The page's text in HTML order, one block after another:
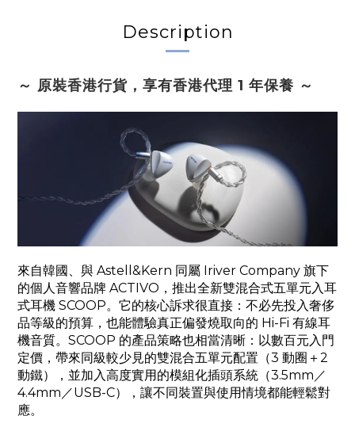
Description
～ 原裝香港行貨，享有香港代理 1 年保養 ～
來自韓國、與 Astell&Kern 同屬 Iriver Company 旗下
的個人音響品牌 ACTIVO，推出全新雙混合式五單元入耳
式耳機 SCOOP。它的核心訴求很直接：不必先投入奢侈
品等級的預算，也能體驗真正偏發燒取向的 Hi-Fi 有線耳
機音質。SCOOP 的產品策略也相當清晰：以數百元入門
定價，帶來同級較少見的雙混合五單元配置（3 動圈＋2
動鐵），並加入高度實用的模組化插頭系統（3.5mm／
4.4mm／USB-C），讓不同裝置與使用情境都能輕鬆對
應。